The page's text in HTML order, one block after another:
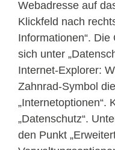
Webadresse auf
Klickfeld nach
Informationen“.
sich unter
Internet-Explorer:
Zahnrad-Symbol
„Internetoptionen“.
„Datenschutz“.
den Punkt